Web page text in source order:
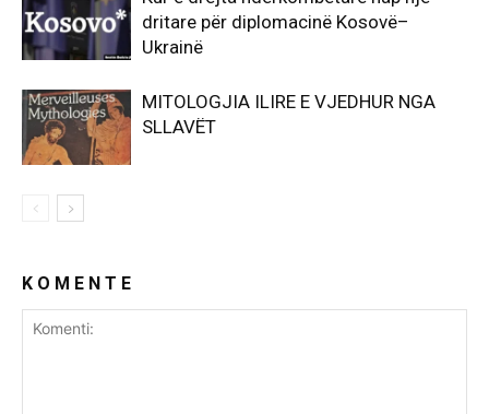
dritare për diplomacinë Kosovë–
Ukrainë
MITOLOGJIA ILIRE E VJEDHUR NGA
SLLAVËT
K O M E N T E